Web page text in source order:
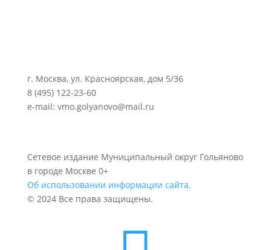
г. Москва, ул. Красноярская, дом 5/36
8 (495) 122-23-60
e-mail: vmo.golyanovo@mail.ru
Сетевое издание Муниципальный округ Гольяново
в городе Москве 0+
Об использовании информации сайта.
© 2024 Все права защищены.